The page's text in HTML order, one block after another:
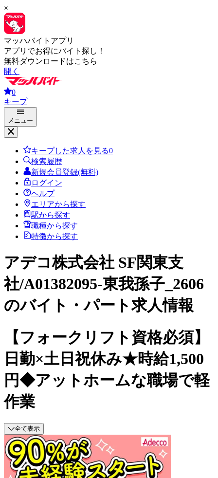
×
マッハバイトアプリ
アプリでお得にバイト探し！
無料ダウンロードはこちら
開く
0
キープ
メニュー
キープした求人を見る0
検索履歴
新規会員登録(無料)
ログイン
ヘルプ
エリアから探す
駅から探す
職種から探す
特徴から探す
アデコ株式会社 SF関東支
社/A01382095-東我孫子_2606
のバイト・パート求人情報
【フォークリフト資格必須】
日勤×土日祝休み★時給1,500
円◆アットホームな職場で軽
作業
全て表示